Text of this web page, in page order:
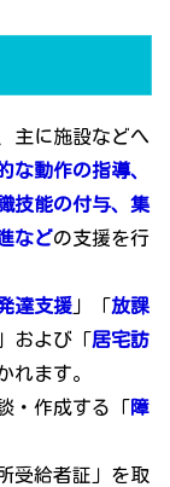
主に施設などへ
な動作の指導、
技能の付与、集
などの支援を行
達支援 」「放課
」および「居宅訪
れます。
・作成する「障
受給者証」を取